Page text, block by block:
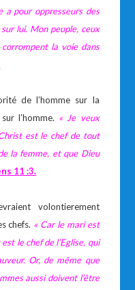
a pour oppresseurs des
lui. Mon peuple, ceux
la voie dans
de l’homme sur la
l’homme. « Je veux
est le chef de tout
la femme, et que Dieu
11 :3.
volontierement
chefs. « Car le mari est
le chef de l’Eglise, qui
Or, de même que
aussi doivent l’être